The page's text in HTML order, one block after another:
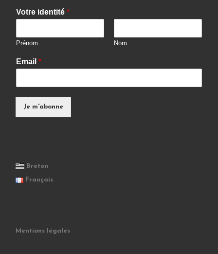
Votre identité *
Prénom Nom
Email *
Je m'abonne
Breton
Français
Mentions légales